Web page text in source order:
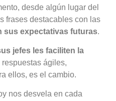
desde algún lugar del
frases destacables con las
sus expectativas futuras.
jefes les faciliten la
respuestas ágiles,
ellos, es el cambio.
nos desvela en cada